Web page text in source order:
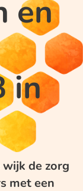
en
in
de zorg
met een